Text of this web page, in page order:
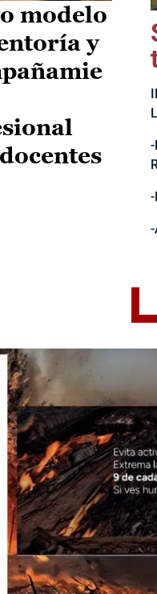
modelo
y